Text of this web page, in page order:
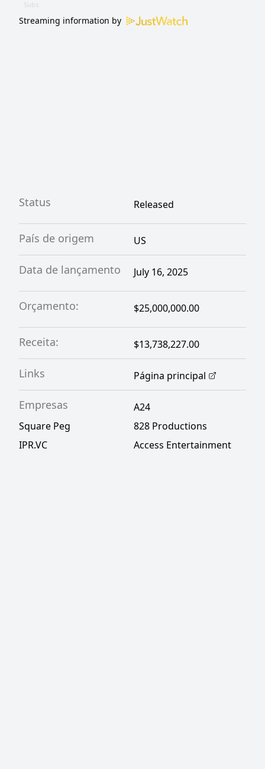
Streaming information by
Status Released
País de origem US
Data de lançamento July 16, 2025
Orçamento: $25,000,000.00
Receita: $13,738,227.00
Links Página principal
Empresas
A24
Square Peg
828 Productions
IPR.VC
Access Entertainment